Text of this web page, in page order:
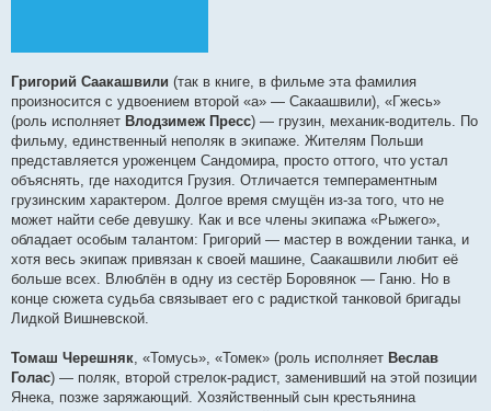
Григорий Саакашвили (так в книге, в фильме эта фамилия
произносится с удвоением второй «а» — Сакаашвили), «Гжесь»
(роль исполняет Влодзимеж Пресс) — грузин, механик-водитель. По
фильму, единственный неполяк в экипаже. Жителям Польши
представляется уроженцем Сандомира, просто оттого, что устал
объяснять, где находится Грузия. Отличается темпераментным
грузинским характером. Долгое время смущён из-за того, что не
может найти себе девушку. Как и все члены экипажа «Рыжего»,
обладает особым талантом: Григорий — мастер в вождении танка, и
хотя весь экипаж привязан к своей машине, Саакашвили любит её
больше всех. Влюблён в одну из сестёр Боровянок — Ганю. Но в
конце сюжета судьба связывает его с радисткой танковой бригады
Лидкой Вишневской.
Томаш Черешняк , «Томусь», «Томек» (роль исполняет Веслав
Голас) — поляк, второй стрелок-радист, заменивший на этой позиции
Янека, позже заряжающий. Хозяйственный сын крестьянина